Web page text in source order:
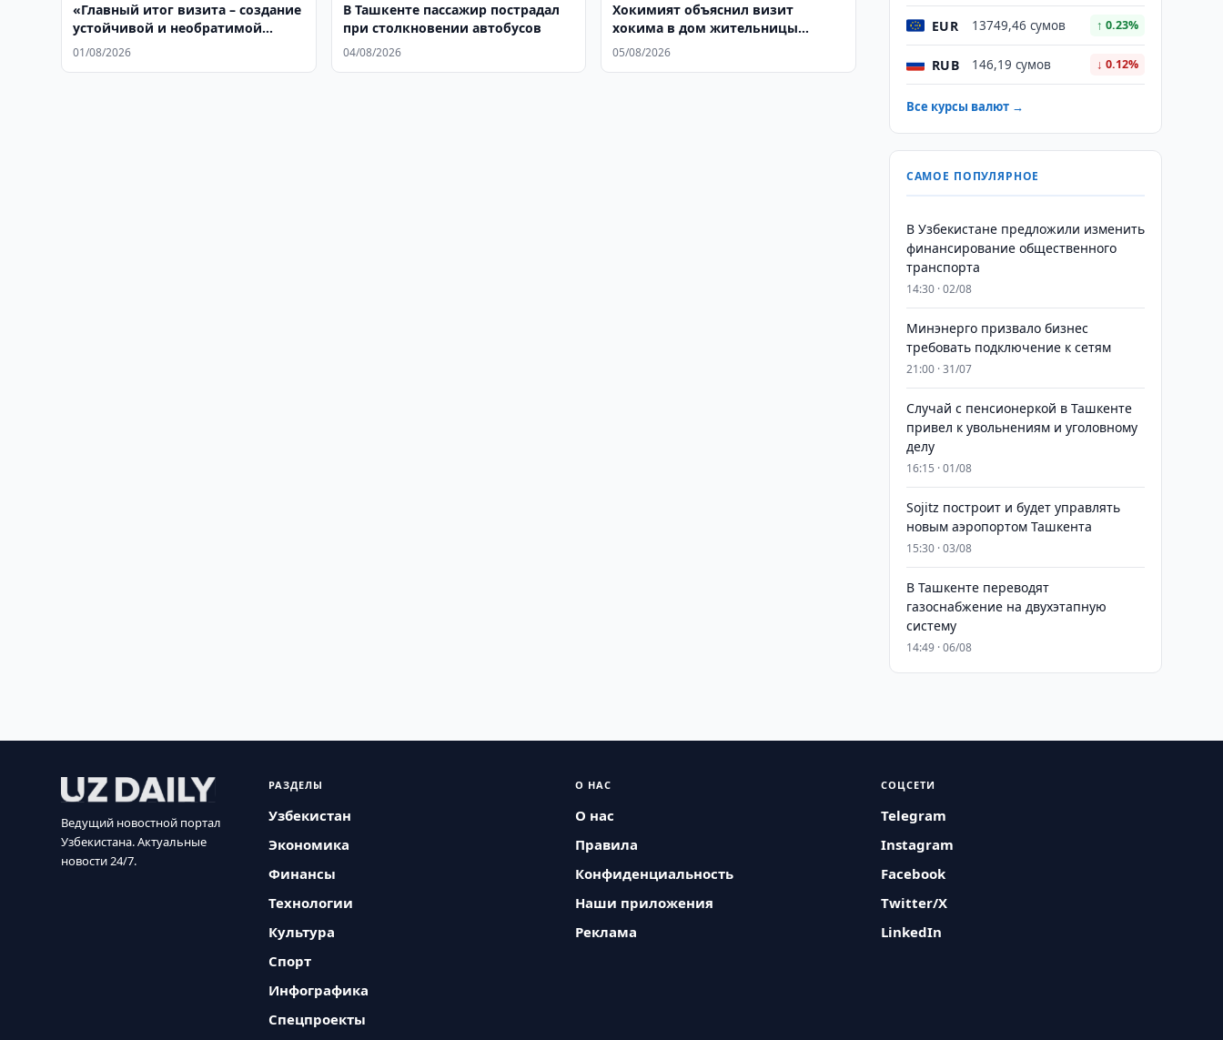
«Главный итог визита – создание
устойчивой и необратимой
модели сотрудничества»
01/08/2026
В Ташкенте пассажир пострадал
при столкновении автобусов
04/08/2026
Хокимият объяснил визит
хокима в дом жительницы
Шахрисабза
05/08/2026
EUR 13749,46 сумов ↑ 0.23%
RUB 146,19 сумов ↓ 0.12%
Все курсы валют →
САМОЕ ПОПУЛЯРНОЕ
В Узбекистане предложили изменить
финансирование общественного
транспорта
14:30 · 02/08
Минэнерго призвало бизнес
требовать подключение к сетям
21:00 · 31/07
Случай с пенсионеркой в Ташкенте
привел к увольнениям и уголовному
делу
16:15 · 01/08
Sojitz построит и будет управлять
новым аэропортом Ташкента
15:30 · 03/08
В Ташкенте переводят
газоснабжение на двухэтапную
систему
14:49 · 06/08
Ведущий новостной портал
Узбекистана. Актуальные
новости 24/7.
РАЗДЕЛЫ
Узбекистан
Экономика
Финансы
Технологии
Культура
Спорт
Инфографика
Спецпроекты
О НАС
О нас
Правила
Конфиденциальность
Наши приложения
Реклама
СОЦСЕТИ
Telegram
Instagram
Facebook
Twitter/X
LinkedIn